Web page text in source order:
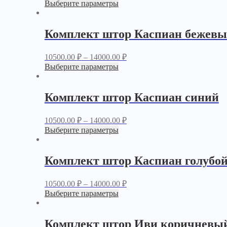
Выберите параметры
Комплект штор Каспиан
10500.00 ₽– 14000.00 ₽
Выберите параметры
Комплект штор Каспиан синий
10500.00 ₽– 14000.00 ₽
Выберите параметры
Комплект штор Каспиан
10500.00 ₽– 14000.00 ₽
Выберите параметры
Комплект штор Иви